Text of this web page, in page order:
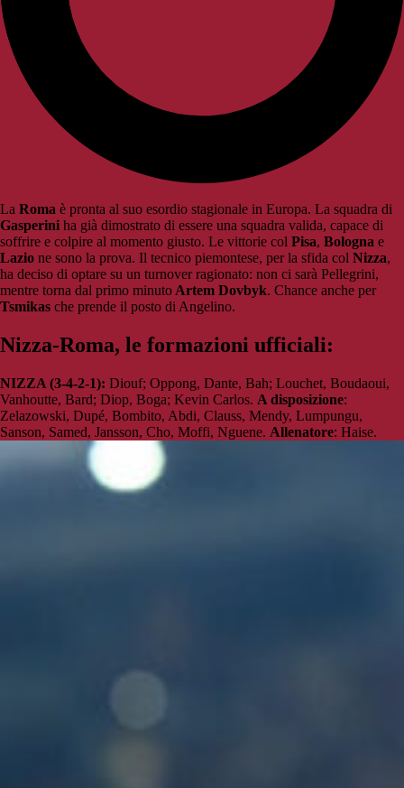
La Roma è pronta al suo esordio stagionale in Europa. La squadra di
Gasperini ha già dimostrato di essere una squadra valida, capace di
soffrire e colpire al momento giusto. Le vittorie col Pisa, Bologna e
Lazio ne sono la prova. Il tecnico piemontese, per la sfida col Nizza,
ha deciso di optare su un turnover ragionato: non ci sarà Pellegrini,
mentre torna dal primo minutoArtem Dovbyk. Chance anche per
Tsmikas che prende il posto di Angelino.
Nizza-Roma, le formazioni ufficiali:
NIZZA (3-4-2-1): Diouf; Oppong, Dante, Bah; Louchet, Boudaoui,
Vanhoutte, Bard; Diop, Boga; Kevin Carlos. A disposizione:
Zelazowski, Dupé, Bombito, Abdi, Clauss, Mendy, Lumpungu,
Sanson, Samed, Jansson, Cho, Moffi, Nguene. Allenatore: Haise.